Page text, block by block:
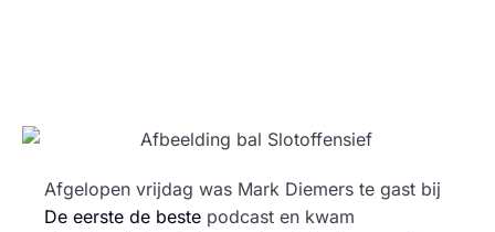
Afgelopen vrijdag was Mark Diemers te gast bij
De eerste de beste podcast en kwam